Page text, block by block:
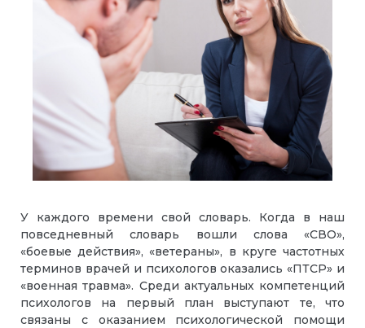
У каждого времени свой словарь. Когда в наш
повседневный словарь вошли слова «СВО»,
«боевые действия», «ветераны», в круге частотных
терминов врачей и психологов оказались «ПТСР» и
«военная травма». Среди актуальных компетенций
психологов на первый план выступают те, что
связаны с оказанием психологической помощи